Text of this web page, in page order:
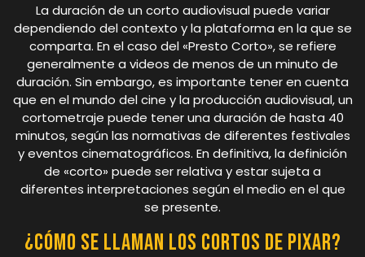
La duración de un corto audiovisual puede variar
dependiendo del contexto y la plataforma en la que se
comparta. En el caso del «Presto Corto», se refiere
generalmente a videos de menos de un minuto de
duración. Sin embargo, es importante tener en cuenta
que en el mundo del cine y la producción audiovisual, un
cortometraje puede tener una duración de hasta 40
minutos, según las normativas de diferentes festivales
y eventos cinematográficos. En definitiva, la definición
de «corto» puede ser relativa y estar sujeta a
diferentes interpretaciones según el medio en el que
se presente.
¿Cómo se llaman los cortos de Pixar?